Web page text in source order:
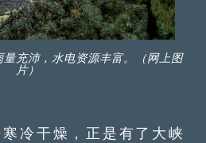
充沛，水电资源丰富。（网上图
片）
干燥，正是有了大峡